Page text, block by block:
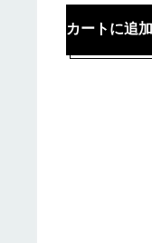
カートに追加